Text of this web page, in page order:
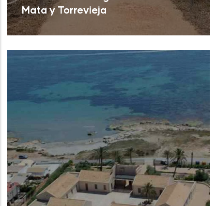
Mata y Torrevieja
Torrevieja (Alicante)